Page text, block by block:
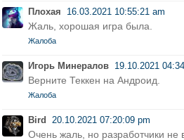
Плохая 16.03.2021 10:55:21 am
Жаль, хорошая игра была.
Жалоба
Игорь Минералов 19.10.2021
Верните Теккен на Андроид.
Жалоба
Bird 20.10.2021 07:20:09 pm
Очень жаль, но разработчики не